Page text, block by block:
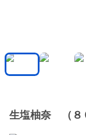
生塩柚奈 （８